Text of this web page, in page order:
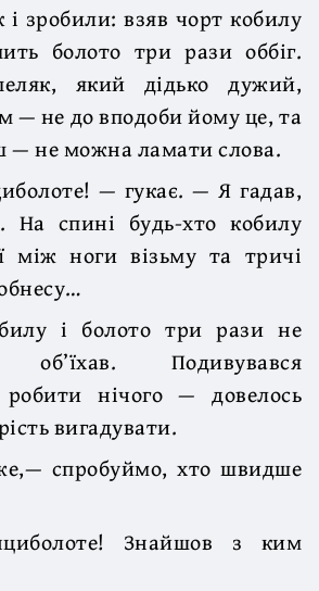
зробили: взяв чорт кобилу
болото три рази оббіг.
який дідько дужий,
— не до вподоби йому це, та
— не можна ламати слова.
— гукає. — Я гадав,
На спині будь-хто кобилу
між ноги візьму та тричі
і болото три рази не
об’їхав. Подивувався
нічого — довелось
вигадувати.
спробуймо, хто швидше
Знайшов з ким